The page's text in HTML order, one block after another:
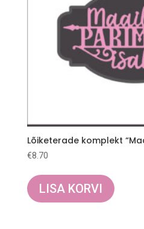
Lõiketerade komplekt
€8.70
LISA KORVI